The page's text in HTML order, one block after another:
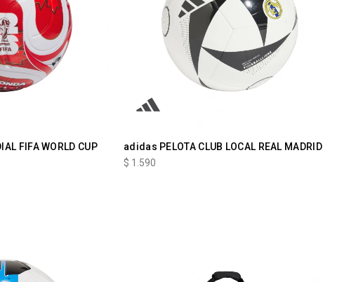
FIFA WORLD CUP
adidas PELOTA CLUB LOCAL REAL MADRID
$ 1.590